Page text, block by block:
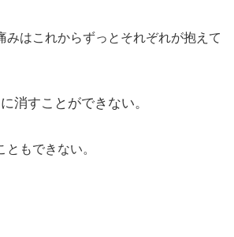
みはこれからずっとそれぞれが抱えて
消すことができない。
もできない。